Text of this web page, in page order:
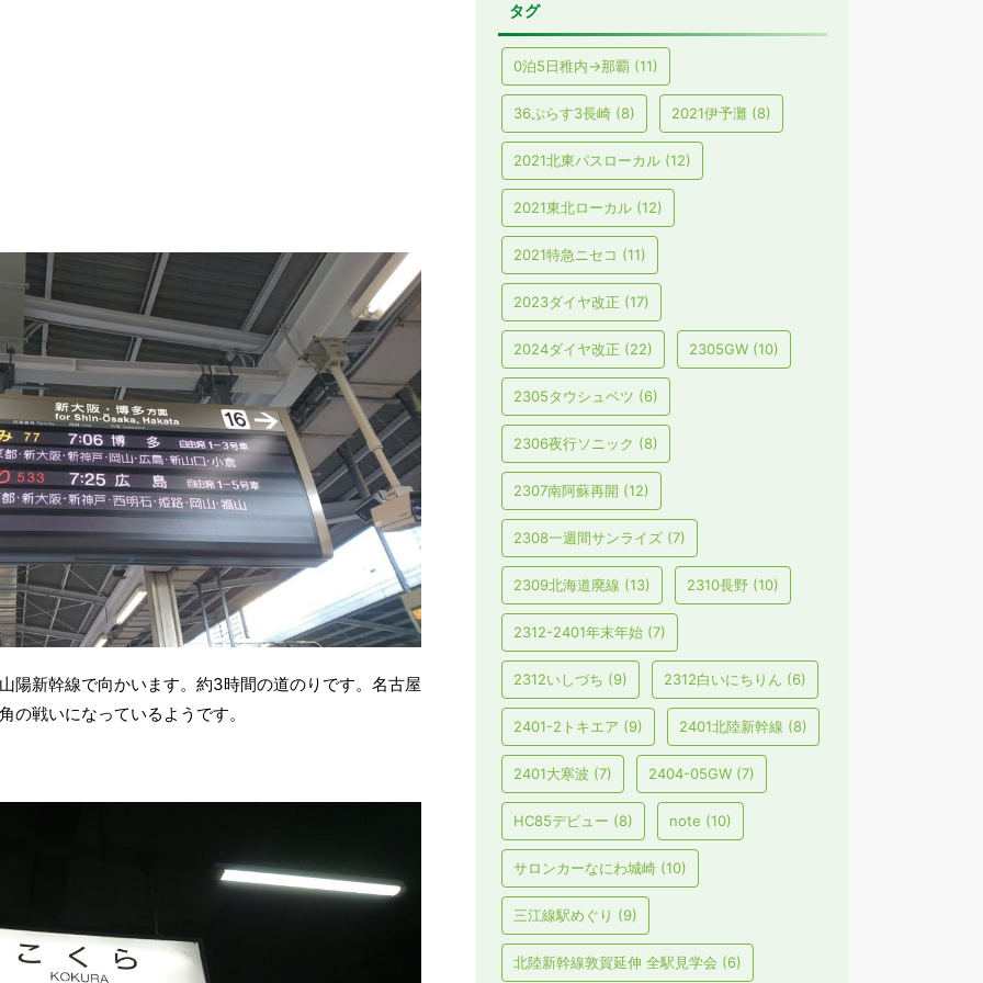
陽新幹線で向かいます。約3時間の道のりです。名古屋
の戦いになっているようです。
タグ
0泊5日稚内→那覇 (11)
36ぷらす3長崎 (8) 2021伊予灘 (8)
2021北東パスローカル (12)
2021東北ローカル (12)
2021特急ニセコ (11)
2023ダイヤ改正 (17)
2024ダイヤ改正 (22) 2305GW (10)
2305タウシュベツ (6)
2306夜行ソニック (8)
2307南阿蘇再開 (12)
2308一週間サンライズ (7)
2309北海道廃線 (13) 2310長野 (10)
2312-2401年末年始 (7)
2312いしづち (9) 2312白いにちりん (6)
2401-2トキエア (9) 2401北陸新幹線 (8)
2401大寒波 (7) 2404-05GW (7)
HC85デビュー (8) note (10)
サロンカーなにわ城崎 (10)
三江線駅めぐり (9)
北陸新幹線敦賀延伸 全駅見学会 (6)